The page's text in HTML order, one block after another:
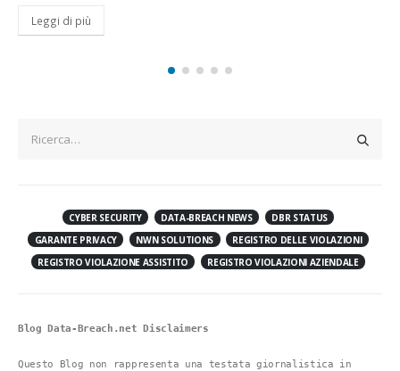
Leggi di più
CYBER SECURITY DATA-BREACH NEWS
DBR STATUS
GARANTE PRIVACY
NWN SOLUTIONS
REGISTRO DELLE VIOLAZIONI
REGISTRO VIOLAZIONE ASSISTITO
REGISTRO VIOLAZIONI AZIENDALE
Blog Data-Breach.net Disclaimers
Questo Blog non rappresenta una testata giornalistica in